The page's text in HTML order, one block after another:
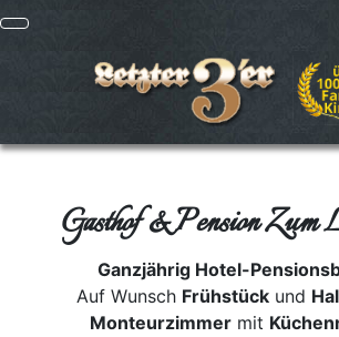
Gasthof & Pension Zum
Ganzjährig Hotel-
Auf Wunsch Frühstück und
Monteurzimmer mit